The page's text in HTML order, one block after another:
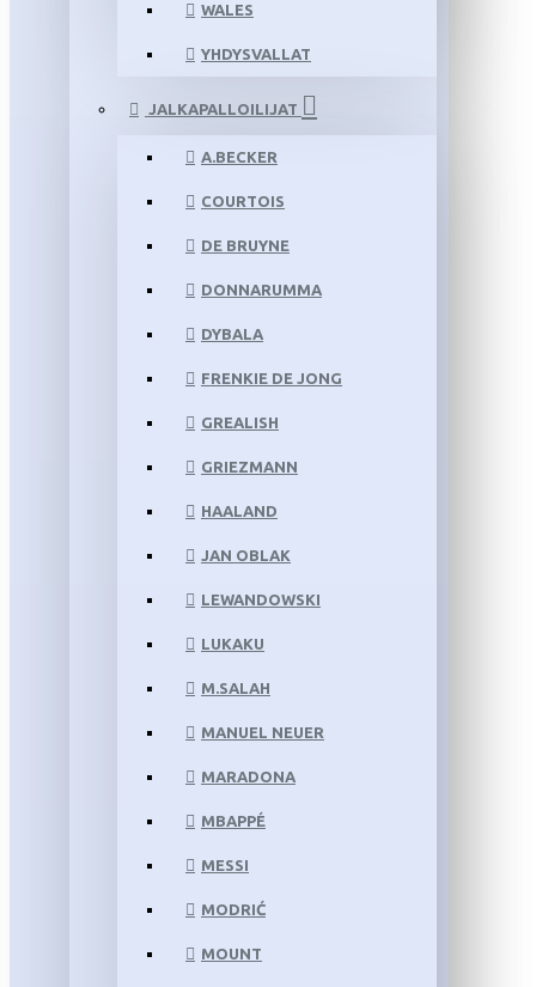
WALES
YHDYSVALLAT
JALKAPALLOILIJAT
A.BECKER
COURTOIS
DE BRUYNE
DONNARUMMA
DYBALA
FRENKIE DE JONG
GREALISH
GRIEZMANN
HAALAND
JAN OBLAK
LEWANDOWSKI
LUKAKU
M.SALAH
MANUEL NEUER
MARADONA
MBAPPÉ
MESSI
MODRIĆ
MOUNT